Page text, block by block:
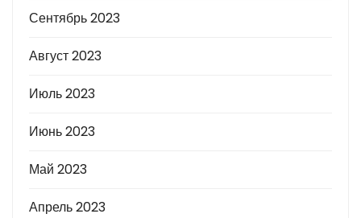
Сентябрь 2023
Август 2023
Июль 2023
Июнь 2023
Май 2023
Апрель 2023